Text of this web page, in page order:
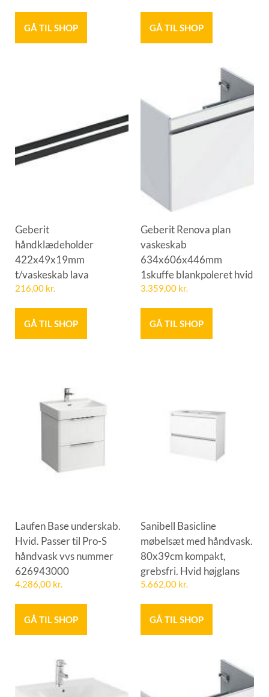
GÅ TIL SHOP GÅ TIL SHOP
Geberit
håndklædeholder
422x49x19mm
t/vaskeskab lava
216,00 kr.
GÅ TIL SHOP
Geberit Renova plan
vaskeskab
634x606x446mm
1skuffe blankpoleret hvid
3.359,00 kr.
GÅ TIL SHOP
Laufen Base underskab.
Hvid. Passer til Pro-S
håndvask vvs nummer
626943000
4.286,00 kr.
GÅ TIL SHOP
Sanibell Basicline
møbelsæt med håndvask.
80x39cm kompakt,
grebsfri. Hvid højglans
5.662,00 kr.
GÅ TIL SHOP